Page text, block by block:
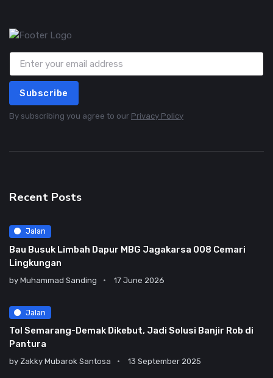
Subscribe
By subscribing you agree to our Privacy Policy
Recent Posts
Jalan
Bau Busuk Limbah Dapur MBG Jagakarsa 008 Cemari
Lingkungan
by Muhammad Sanding 17 June 2026
Jalan
Tol Semarang-Demak Dikebut, Jadi Solusi Banjir Rob di
Pantura
by Zakky Mubarok Santosa 13 September 2025